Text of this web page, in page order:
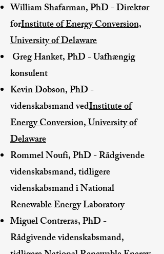
William Shafarman, PhD- Direktør
forInstitute of Energy Conversion,
University of Delaware
Greg Hanket, PhD - Uafhængig
konsulent
Kevin Dobson, PhD -
videnskabsmand vedInstitute of
Energy Conversion, University of
Delaware
Rommel Noufi, PhD - Rådgivende
videnskabsmand, tidligere
videnskabsmand i National
Renewable Energy Laboratory
Miguel Contreras, PhD -
Rådgivende videnskabsmand,